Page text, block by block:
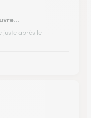
juste après le